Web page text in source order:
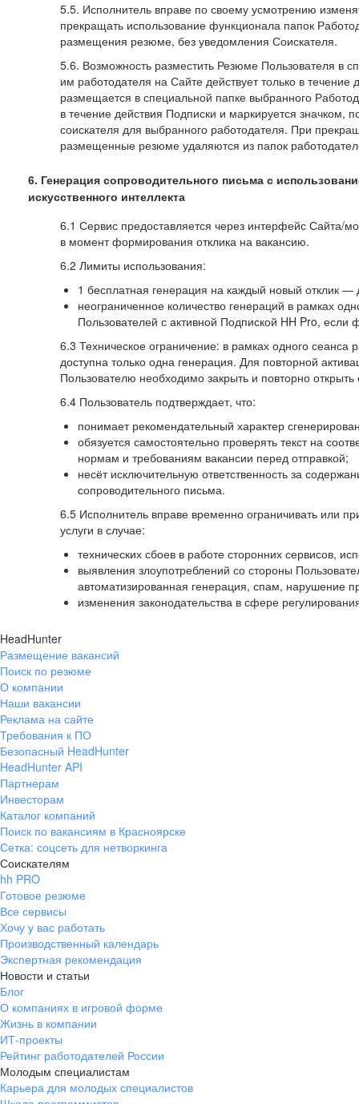
5.5. Исполнитель вправе по своему усмотрению
прекращать использование функционала папок
размещения резюме, без уведомления Соискателя.
5.6. Возможность разместить Резюме Пользователя в
им работодателя на Сайте действует только в
размещается в специальной папке выбранного
в течение действия Подписки и маркируется
соискателя для выбранного работодателя. При
размещенные резюме удаляются из папок
6. Генерация сопроводительного письма с
искусственного интеллекта
6.1 Сервис предоставляется через интерфейс Сайта/
в момент формирования отклика на вакансию.
6.2 Лимиты использования:
1 бесплатная генерация на каждый новый отклик —
неограниченное количество генераций в рамках
Пользователей с активной Подпиской HH Pro,
6.3 Техническое ограничение: в рамках одного сеанса
доступна только одна генерация. Для повторной
Пользователю необходимо закрыть и повторно открыть
6.4 Пользователь подтверждает, что:
понимает рекомендательный характер
обязуется самостоятельно проверять текст на
нормам и требованиям вакансии перед отправкой;
несёт исключительную ответственность за
сопроводительного письма.
6.5 Исполнитель вправе временно ограничивать или
услуги в случае:
технических сбоев в работе сторонних сервисов,
выявления злоупотреблений со стороны
автоматизированная генерация, спам, нарушение
изменения законодательства в сфере
HeadHunter
Размещение вакансий
Поиск по резюме
О компании
Наши вакансии
Реклама на сайте
Требования к ПО
Безопасный HeadHunter
HeadHunter API
Партнерам
Инвесторам
Каталог компаний
Поиск по вакансиям в Красноярске
Сетка: соцсеть для нетворкинга
Соискателям
hh PRO
Готовое резюме
Все сервисы
Хочу у вас работать
Производственный календарь
Экспертная рекомендация
Новости и статьи
Блог
О компаниях в игровой форме
Жизнь в компании
ИТ-проекты
Рейтинг работодателей России
Молодым специалистам
Карьера для молодых специалистов